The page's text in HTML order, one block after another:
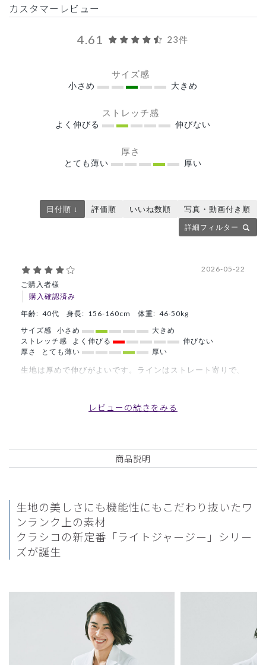
カスタマーレビュー
4.61 23件
サイズ感
小さめ 大きめ
ストレッチ感
よく伸びる 伸びない
厚さ
とても薄い 厚い
詳細フィルター
日付順 ↓ 評価順 いいね数順 写真・動画付き順
ご購入者様
購入確認済み
2026-05-22
年齢: 40代 身長: 156-160cm 体重: 46-50kg
サイズ感
小さめ
大きめ
ストレッチ感
よく伸びる
伸びない
厚さ
とても薄い 厚い
生地は厚めで伸びがよいです。ラインはストレート寄りで、
病院支給で着ていた同じサイズの白衣よりきつく感じまし
M05レディース白衣:ライトジャージーショート
コート/白/M
年齢:40代 身長:151-155cm 体重:46-50kg
よく伸びる
身長150㎝ですが、裾が邪魔にならず快適です。生地感もち
レビューの続きをみる
商品説明
生地の美しさにも機能性にもこだわり抜いたワ
ンランク上の素材
クラシコの新定番「ライトジャージー」シリー
ズが誕生